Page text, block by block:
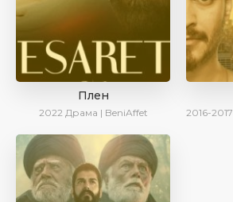
Плен
2022 Драма | BeniAffet 2016-2017